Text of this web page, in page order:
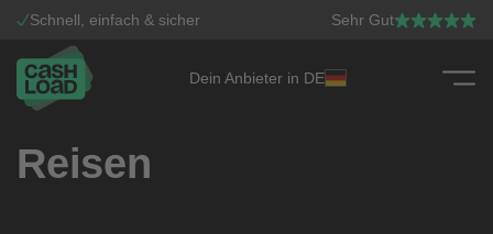
Schnell, einfach & sicher Sehr Gut
Dein Anbieter in DE
Reisen